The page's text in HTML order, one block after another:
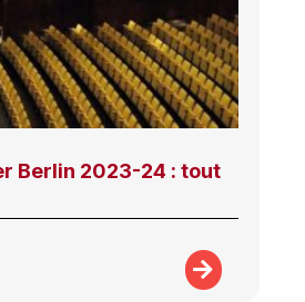
Berlin 2023-24 : tout